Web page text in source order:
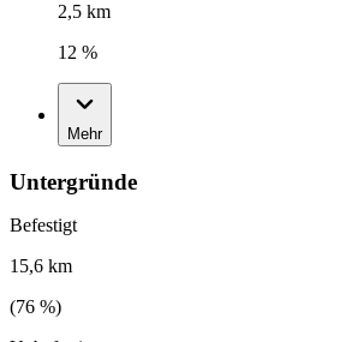
2,5 km
12 %
Mehr
Untergründe
Befestigt
15,6 km
(76 %)